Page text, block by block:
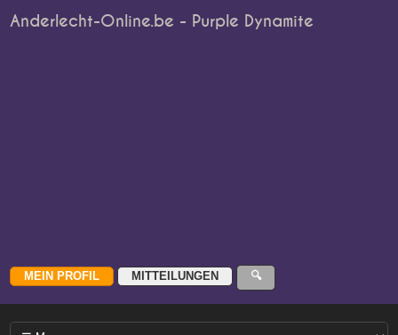
Anderlecht-Online.be - Purple Dynamite